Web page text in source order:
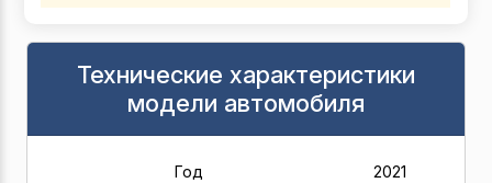
Технические характеристики
модели автомобиля
Год
2021